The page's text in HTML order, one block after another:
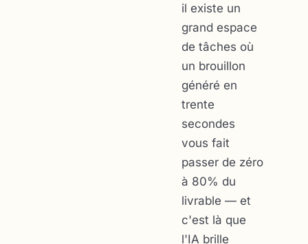
il existe un
grand espace
de tâches où
un brouillon
généré en
trente
secondes
vous fait
passer de zéro
à 80% du
livrable — et
c'est là que
l'IA brille